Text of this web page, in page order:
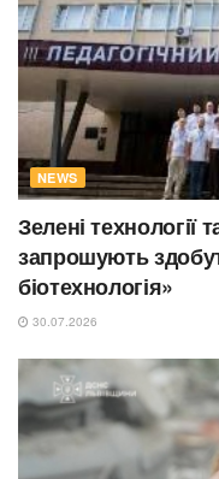
NEWS
Зелені технології
запрошують
біотехнологія»
30.07.2026